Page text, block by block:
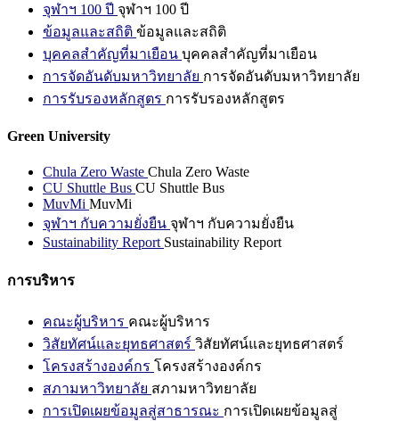
จุฬาฯ 100 ปี จุฬาฯ 100 ปี
ข้อมูลและสถิติ ข้อมูลและสถิติ
บุคคลสำคัญที่มาเยือน บุคคลสำคัญที่มาเยือน
การจัดอันดับมหาวิทยาลัย การจัดอันดับมหาวิทยาลัย
การรับรองหลักสูตร การรับรองหลักสูตร
Green University
Chula Zero Waste Chula Zero Waste
CU Shuttle Bus CU Shuttle Bus
MuvMi MuvMi
จุฬาฯ กับความยั่งยืน จุฬาฯ กับความยั่งยืน
Sustainability Report Sustainability Report
การบริหาร
คณะผู้บริหาร คณะผู้บริหาร
วิสัยทัศน์และยุทธศาสตร์ วิสัยทัศน์และยุทธศาสตร์
โครงสร้างองค์กร โครงสร้างองค์กร
สภามหาวิทยาลัย สภามหาวิทยาลัย
การเปิดเผยข้อมูลสู่สาธารณะ การเปิดเผยข้อมูลสู่